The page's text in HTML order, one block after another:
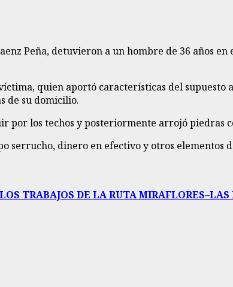
Peña, detuvieron a un hombre de 36 años
quien aportó características del supuesto
de su domicilio.
los techos y posteriormente arrojó piedras
dinero en efectivo y otros elementos
TRABAJOS DE LA RUTA MIRAFLORES–LAS